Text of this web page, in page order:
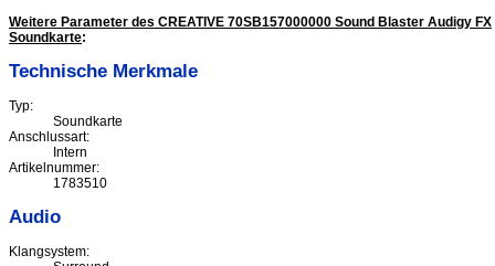
Weitere Parameter des CREATIVE 70SB157000000 Sound Blaster Audigy FX
Soundkarte:
Technische Merkmale
Typ:
Soundkarte
Anschlussart:
Intern
Artikelnummer:
1783510
Audio
Klangsystem: